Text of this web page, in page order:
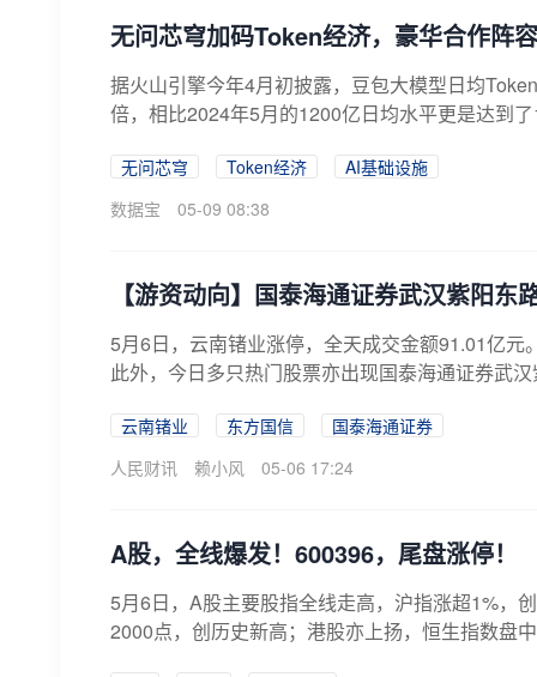
无问芯穹加码Token经济，豪华合作阵
据火山引擎今年4月初披露，豆包大模型日均
倍，相比2024年5月的1200亿日均水平更是达到
无问芯穹 Token经济
AI基础设施
数据宝
05-09 08:38
【游资动向】国泰海通证券武汉紫阳
5月6日，云南锗业涨停，全天成交金额91.01亿
此外，今日多只热门股票亦出现国泰海通证券武
云南锗业 东方国信
国泰海通证券
人民财讯
赖小风 05-06 17:24
A股，全线爆发！600396，尾盘涨停！
5月6日，A股主要股指全线走高，沪指涨超1%，
2000点，创历史新高；港股亦上扬，恒生指数盘